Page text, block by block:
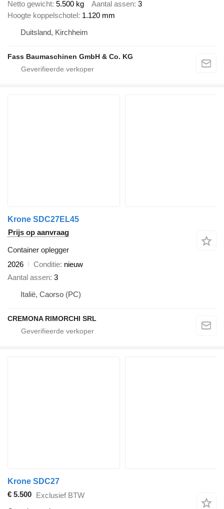
Netto gewicht 5.500 kg Aantal assen 3
Hoogte koppelschotel 1.120 mm
Duitsland, Kirchheim
Fass Baumaschinen GmbH & Co. KG
Krone SDC27EL45
Prijs op aanvraag
Container oplegger
2026
Conditie nieuw
Aantal assen 3
Italië, Caorso (PC)
CREMONA RIMORCHI SRL
Krone SDC27
€ 5.500 Exclusief BTW